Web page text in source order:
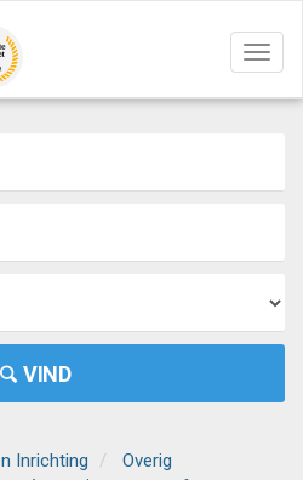
aan/
VIND
Inrichting
Overig